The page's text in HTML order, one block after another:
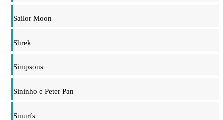
Sailor Moon
Shrek
Simpsons
Sininho e Peter Pan
Smurfs